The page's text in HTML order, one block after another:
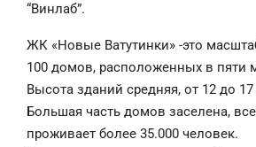
“Винлаб”.
ЖК «Новые Ватутинки» -это
100 домов, расположенных в пяти
Высота зданий средняя, от 12 до 17
Большая часть домов заселена,
проживает более 35.000 человек.